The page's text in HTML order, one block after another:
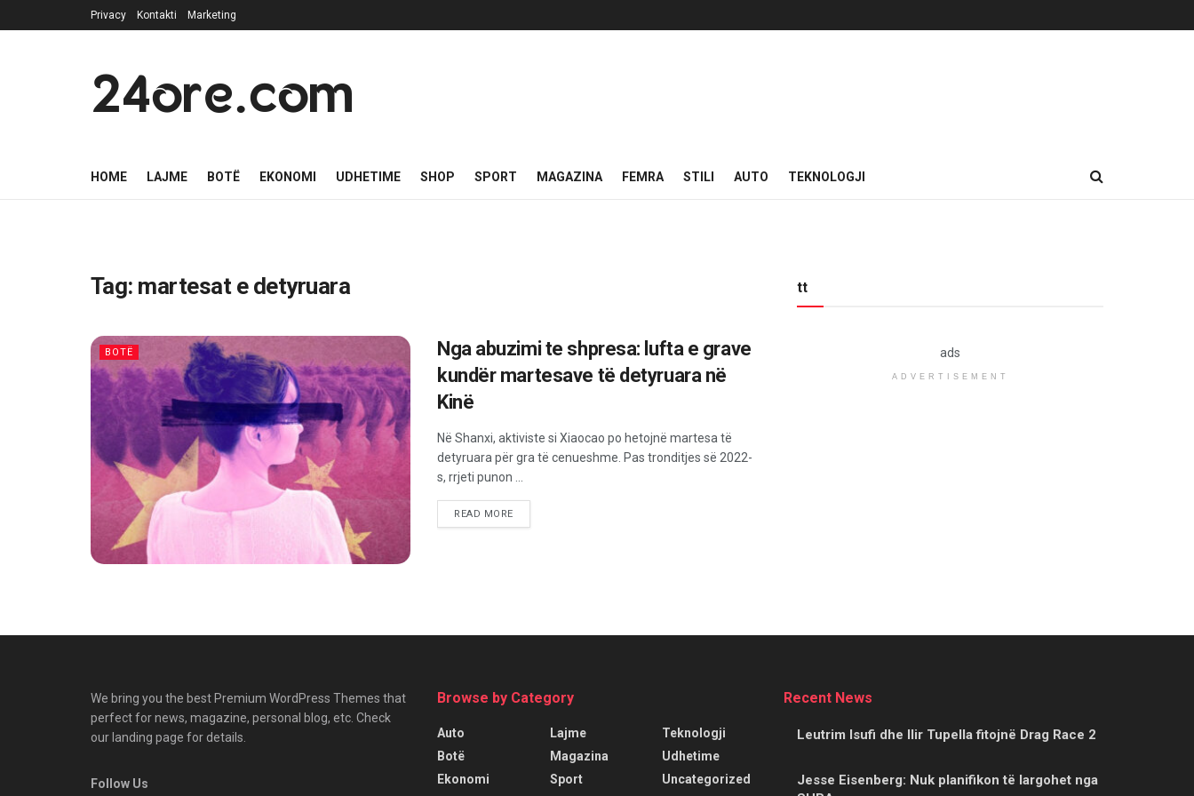
Privacy Kontakti Marketing
24ore.com
HOME LAJME BOTË EKONOMI UDHETIME SHOP SPORT MAGAZINA FEMRA STILI AUTO TEKNOLOGJI
Tag: martesat e detyruara
BOTË
Nga abuzimi te shpresa: lufta e grave
kundër martesave të detyruara në
Kinë
Në Shanxi, aktiviste si Xiaocao po hetojnë martesa të
detyruara për gra të cenueshme. Pas tronditjes së 2022-
s, rrjeti punon ...
READ MORE
tt
ads
ADVERTISEMENT
We bring you the best Premium WordPress Themes that
perfect for news, magazine, personal blog, etc. Check
our landing page for details.
Follow Us
Browse by Category
Auto
Botë
Ekonomi
Lajme
Magazina
Sport
Teknologji
Udhetime
Uncategorized
Recent News
Leutrim Isufi dhe Ilir Tupella fitojnë Drag Race 2
Jesse Eisenberg: Nuk planifikon të largohet nga